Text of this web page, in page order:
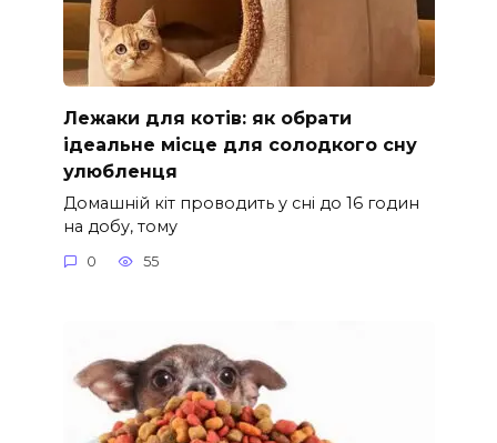
Лежаки для котів: як обрати
ідеальне місце для солодкого сну
улюбленця
Домашній кіт проводить у сні до 16 годин
на добу, тому
0 55